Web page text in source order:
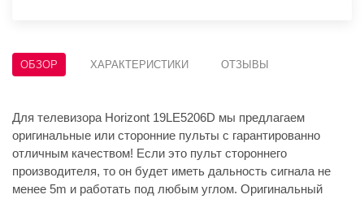
ОБЗОР ХАРАКТЕРИСТИКИ ОТЗЫВЫ
Для телевизора Horizont 19LE5206D мы предлагаем
оригинальные или сторонние пульты с гарантированно
отличным качеством! Если это пульт стороннего
производителя, то он будет иметь дальность сигнала не
менее 5m и работать под любым углом. Оригинальный